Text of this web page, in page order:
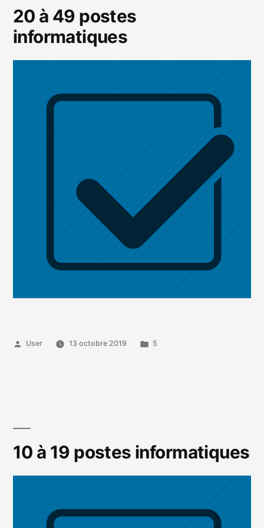
20 à 49 postes
informatiques
Publié
User 13 octobre 2019
Publié
5
10 à 19 postes informatiques